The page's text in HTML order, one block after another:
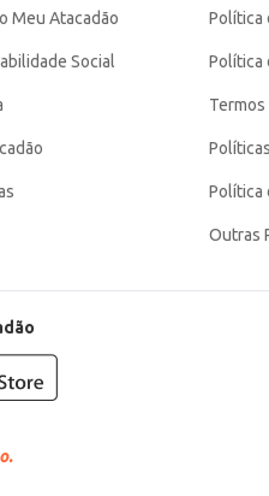
dia a dia.
Meu Atacadão
Social
Política
Política
Política
Outras